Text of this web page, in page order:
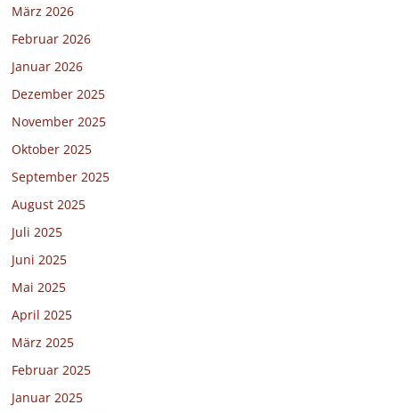
März 2026
Februar 2026
Januar 2026
Dezember 2025
November 2025
Oktober 2025
September 2025
August 2025
Juli 2025
Juni 2025
Mai 2025
April 2025
März 2025
Februar 2025
Januar 2025